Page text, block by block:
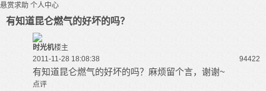
悬赏求助 个人中心
有知道昆仑燃气的好坏的吗？
时光机楼主
2011-11-28 18:08:38
94422
有知道昆仑燃气的好坏的吗？麻烦留个言，谢谢~
点评